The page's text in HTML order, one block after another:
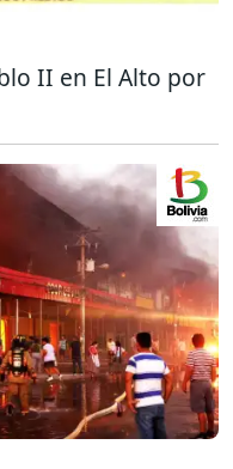
II en El Alto por